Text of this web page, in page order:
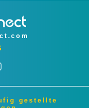
gestellte